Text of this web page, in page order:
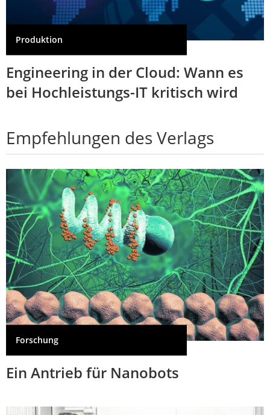
Produktion
Engineering in der Cloud: Wann es
bei Hochleistungs-IT kritisch wird
Empfehlungen des Verlags
Forschung
Ein Antrieb für Nanobots